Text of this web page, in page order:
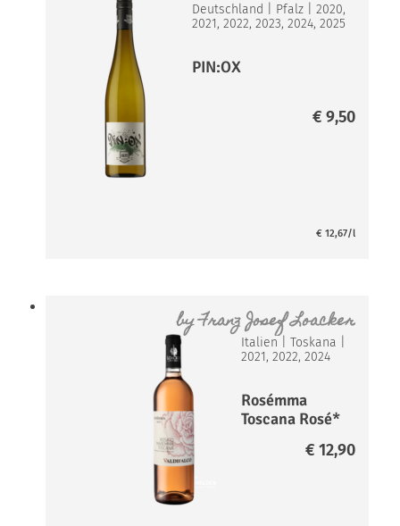
Deutschland Pfalz |2020,
2021, 2022, 2023, 2024, 2025
PIN:OX
€ 9,50
€ 12,67/l
byFranz Josef Loacker
Italien |Toskana
2021, 2022, 2024
Rosémma
Toscana Rosé*
€ 12,90